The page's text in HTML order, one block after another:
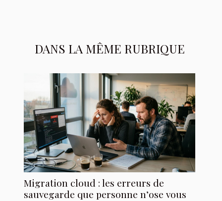
DANS LA MÊME RUBRIQUE
Migration cloud : les erreurs de
sauvegarde que personne n’ose vous